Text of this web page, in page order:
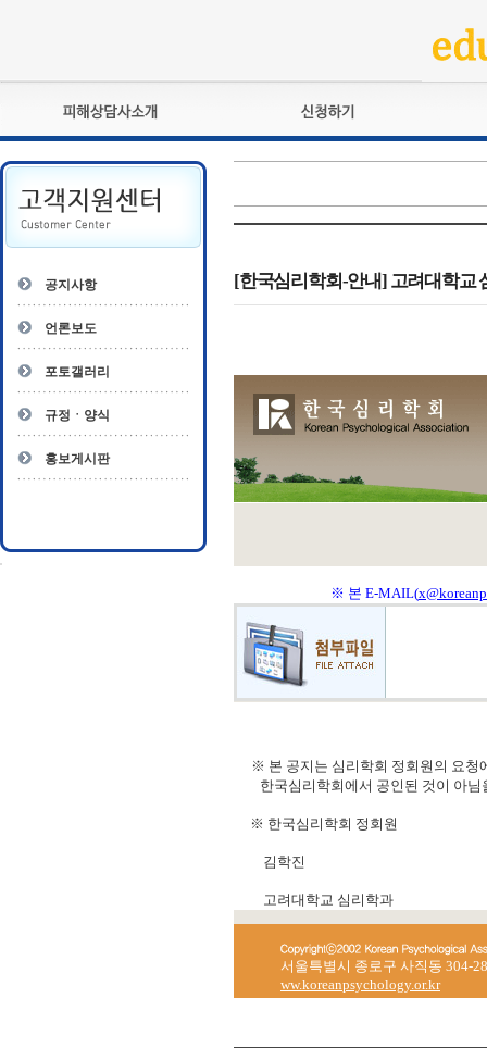
피해상담사란?
자격관리규정
상담사 자격증 확인
- 피해상담사 1급
- 전문수련감독자
- 전문수련기관
교육훈련
자격복원
공지사항
언론보도
포토갤러리
규정ㆍ양식
홍보게시판
[한국심리학회-안내] 고려대학교
※ 본 E-MAIL(
※ 본 공지는 심리학회 정회원의 요청
한국심리학회에서 공인된 것이 아님
※ 한국심리학회 정회원
김학진
고려대학교 심리학과
서울특별시 종로구 사직동 304-
ww.koreanpsychology.or.kr